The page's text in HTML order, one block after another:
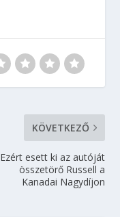
KÖVETKEZŐ
Ezért esett ki az autóját
összetörő Russell a
Kanadai Nagydíjon